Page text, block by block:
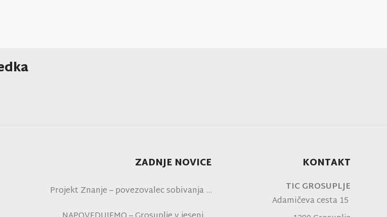
ZADNJE NOVICE
Projekt Znanje – povezovalec sobivanja
KONTAKT
TIC GROSUPLJE
Adamičeva cesta 15